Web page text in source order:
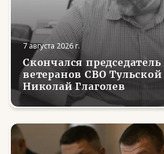
7 августа 2026 г.
Скончался
ветеранов СВО Тульской
Николай Глаголев